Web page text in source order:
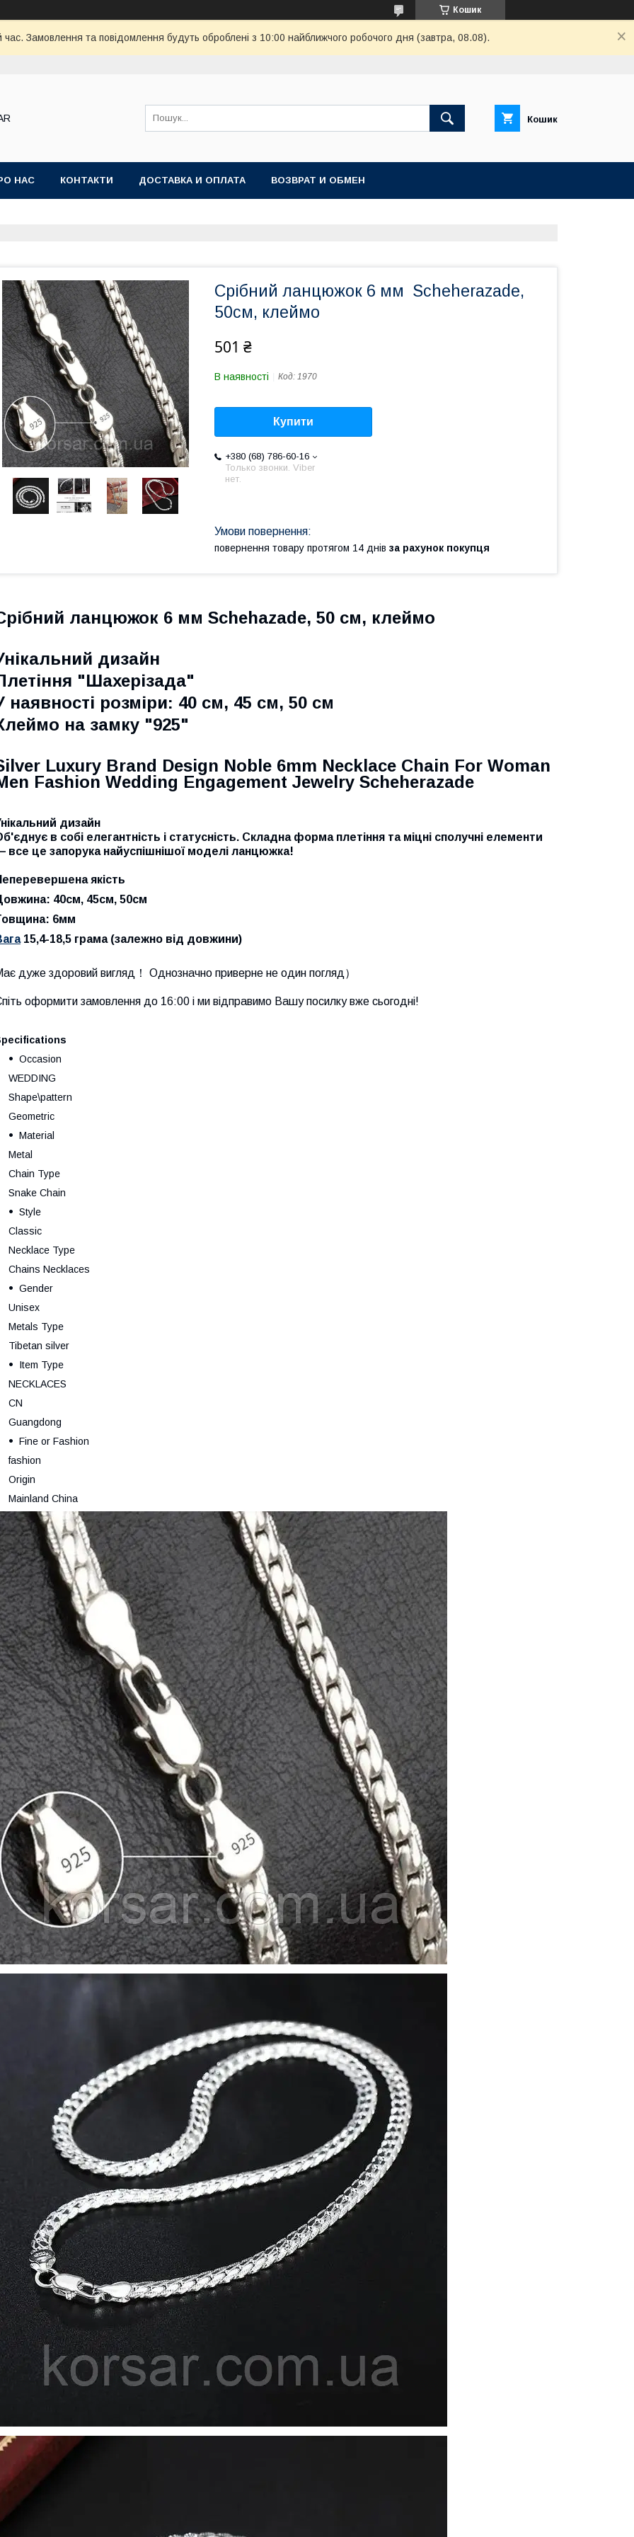
Кошик
час. Замовлення та повідомлення будуть оброблені з 10:00 найближчого робочого дня (завтра, 08.08).
Кошик
НАС КОНТАКТИ ДОСТАВКА И ОПЛАТА ВОЗВРАТ И ОБМЕН
Срібний ланцюжок 6 мм Scheherazade,
50см, клеймо
501 ₴
В наявності Код: 1970
Купити
+380 (68) 786-60-16
Только звонки. Viber
нет.
повернення товару протягом 14 днів за рахунок покупця
ланцюжок 6 мм Schehazade, 50 см, клеймо
дизайн
"Шахерізада"
наявності розміри: 40 см, 45 см, 50 см
на замку "925"
Luxury Brand Design Noble 6mm Necklace Chain For Woman
Fashion Wedding Engagement Jewelry Scheherazade
дизайн
в собі елегантність і статусність. Складна форма плетіння та міцні сполучні елементи
все це запорука найуспішнішої моделі ланцюжка!
якість
40см, 45см, 50см
6мм
15,4-18,5 грама (залежно від довжини)
дуже здоровий вигляд！ Однозначно приверне не один погляд）
оформити замовлення до 16:00 і ми відправимо Вашу посилку вже сьогодні!
Occasion
WEDDING
Shape\pattern
Geometric
Material
Metal
Chain Type
Snake Chain
Style
Classic
Necklace Type
Chains Necklaces
Gender
Unisex
Metals Type
Tibetan silver
Item Type
NECKLACES
CN
Guangdong
Fine or Fashion
fashion
Origin
Mainland China